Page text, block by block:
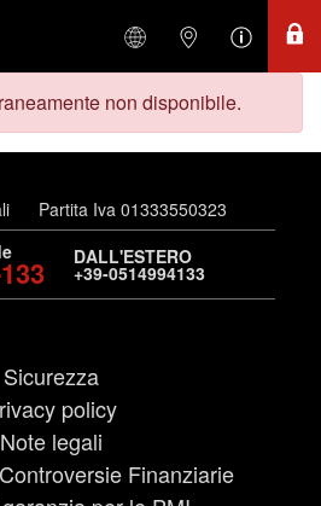
non disponibile.
Partita Iva 01333550323
DALL'ESTERO
+39-0514994133
Sicurezza
policy
Note legali
Finanziarie